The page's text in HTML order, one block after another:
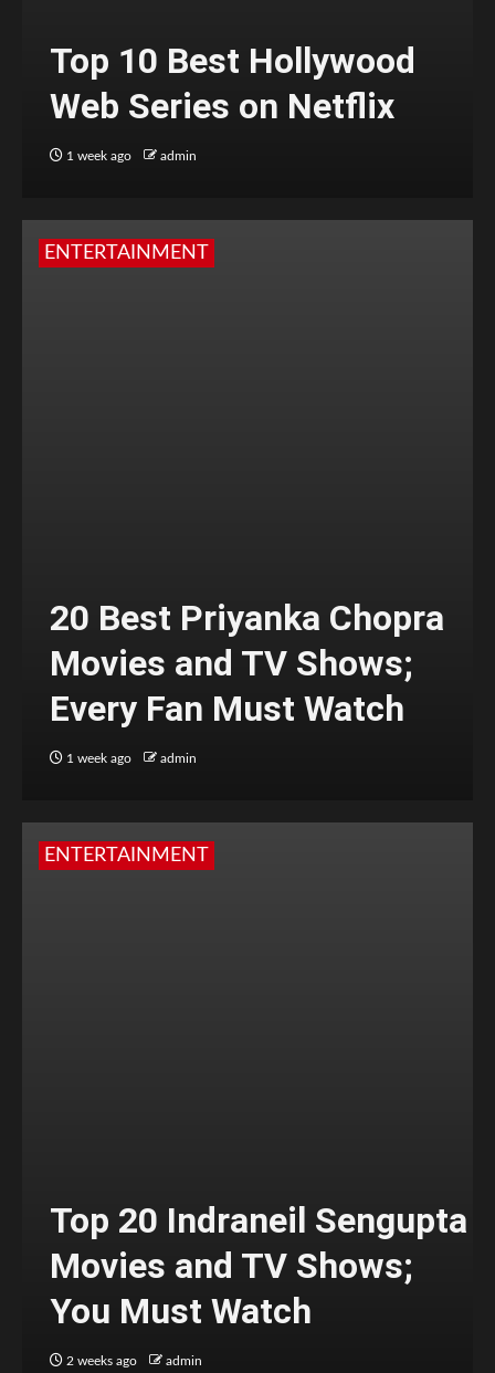
Top 10 Best Hollywood
Web Series on Netflix
1 week ago admin
ENTERTAINMENT
20 Best Priyanka Chopra
Movies and TV Shows;
Every Fan Must Watch
1 week ago admin
ENTERTAINMENT
Top 20 Indraneil Sengupta
Movies and TV Shows;
You Must Watch
2 weeks ago admin